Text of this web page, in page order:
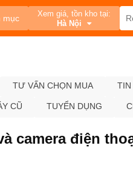
mục
Xem giá, tồn kho tại:
Hà Nội
TƯ VẤN CHỌN MUA TIN
CŨ TUYỂN DỤNG
camera điện